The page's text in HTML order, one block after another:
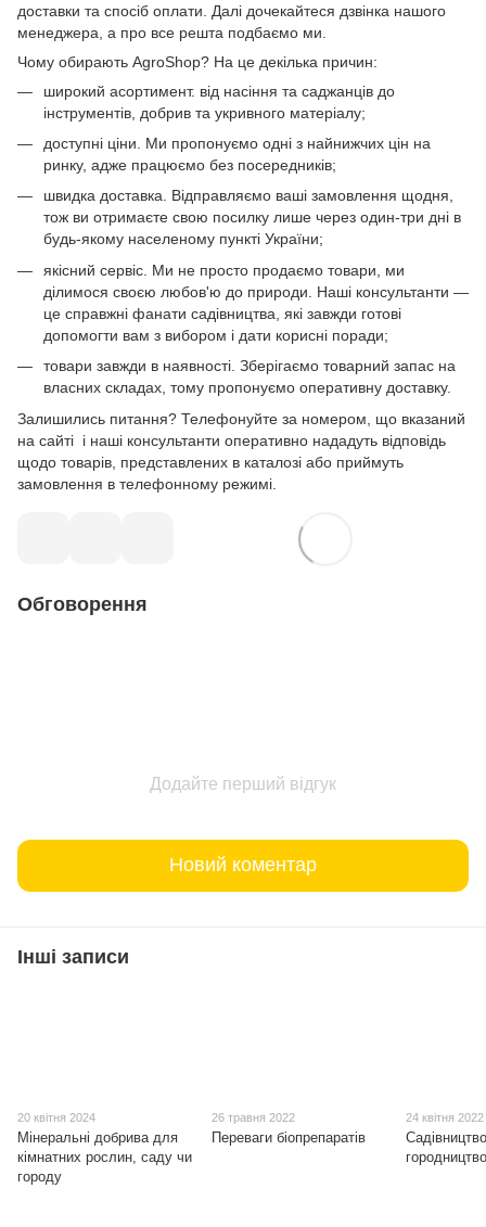
доставки та спосіб оплати. Далі дочекайтеся дзвінка нашого
менеджера, а про все решта подбаємо ми.
Чому обирають AgroShop? На це декілька причин:
широкий асортимент. від насіння та саджанців до
інструментів, добрив та укривного матеріалу;
доступні ціни. Ми пропонуємо одні з найнижчих цін на
ринку, адже працюємо без посередників;
швидка доставка. Відправляємо ваші замовлення щодня,
тож ви отримаєте свою посилку лише через один-три дні в
будь-якому населеному пункті України;
якісний сервіс. Ми не просто продаємо товари, ми
ділимося своєю любов'ю до природи. Наші консультанти —
це справжні фанати садівництва, які завжди готові
допомогти вам з вибором і дати корисні поради;
товари завжди в наявності. Зберігаємо товарний запас на
власних складах, тому пропонуємо оперативну доставку.
Залишились питання? Телефонуйте за номером, що вказаний
на сайті і наші консультанти оперативно нададуть відповідь
щодо товарів, представлених в каталозі або приймуть
замовлення в телефонному режимі.
Обговорення
Додайте перший відгук
Новий коментар
Інші записи
20 квітня 2024
Мінеральні добрива для
кімнатних рослин, саду чи
городу
26 травня 2022
Переваги біопрепаратів
24 квітня 2022